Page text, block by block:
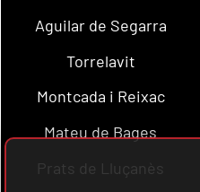
Aguilar de Segarra
Torrelavit
Montcada i Reixac
Mateu de Bages
Prats de Lluçanès